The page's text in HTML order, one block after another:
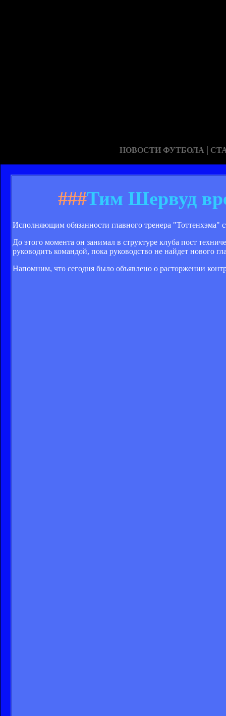
НОВОСТИ ФУТБОЛА |
###Тим Шервуд
Исполняющим обязанности главного тренера
До этого момента он занимал в структуре клуба пост
руководить командой, пока руководство не найдет нового
Напомним, что сегодня было объявлено о расторжении